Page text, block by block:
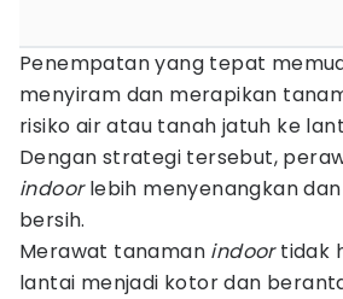
Penempatan yang tepat
menyiram dan merapikan
risiko air atau tanah jatuh ke
Dengan strategi tersebut,
indoorlebih menyenangkan
bersih.
Merawat tanaman indoortidak
lantai menjadi kotor dan